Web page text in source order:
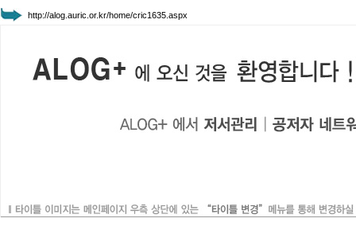
http://alog.auric.or.kr/home/cric1635.aspx